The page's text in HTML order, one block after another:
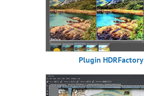
Plugin HDRFactory